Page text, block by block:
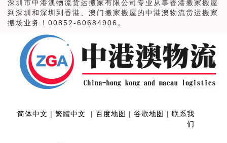
深圳市中港澳物流货运搬家有限公司专业从事香港搬家搬屋
到深圳和深圳到香港、澳门搬家搬屋的中港澳物流货运搬家
搬场业务！00852-60684906。
简体中文 | 繁體中文 | 百度地图 | 谷歌地图 | 联系我
们